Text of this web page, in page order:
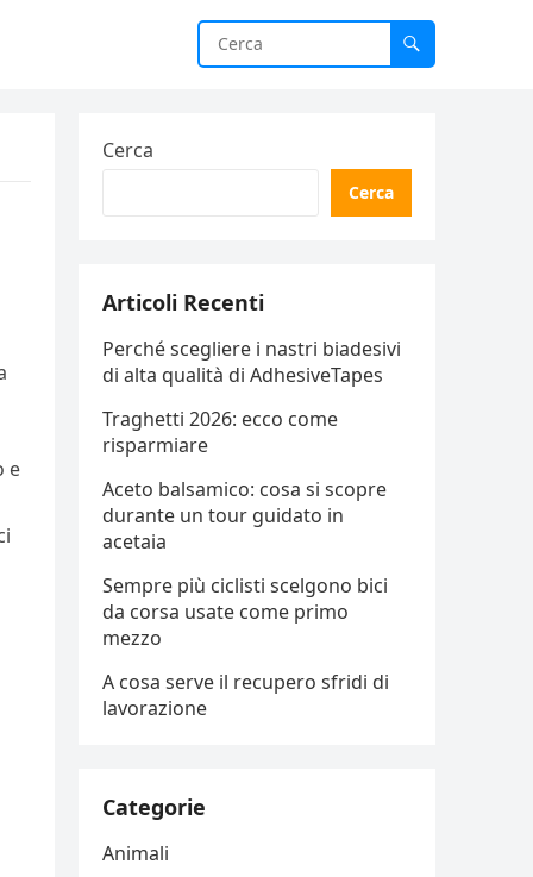
e
Cerca
Cerca
Articoli Recenti
Perché scegliere i nastri biadesivi
di alta qualità di AdhesiveTapes
Traghetti 2026: ecco come
risparmiare
Aceto balsamico: cosa si scopre
durante un tour guidato in
acetaia
Sempre più ciclisti scelgono bici
da corsa usate come primo
mezzo
A cosa serve il recupero sfridi di
lavorazione
Categorie
Animali